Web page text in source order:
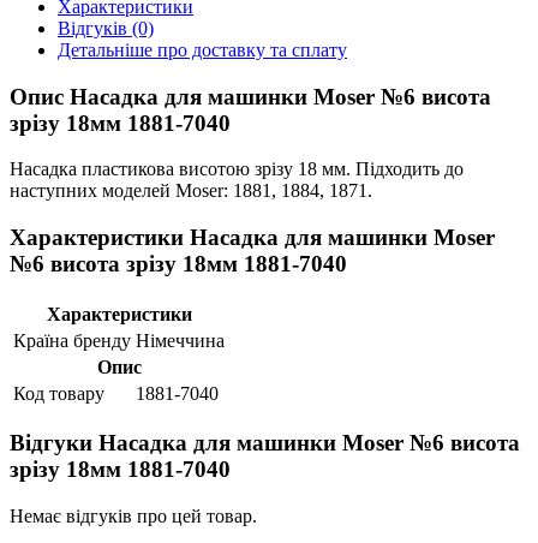
Характеристики
Відгуків (0)
Детальніше про доставку та сплату
Опис Насадка для машинки Moser №6 висота
зрізу 18мм 1881-7040
Насадка пластикова висотою зрізу 18 мм. Підходить до
наступних моделей Moser: 1881, 1884, 1871.
Характеристики Насадка для машинки Moser
№6 висота зрізу 18мм 1881-7040
Характеристики
Країна бренду Німеччина
Опис
Код товару
1881-7040
Відгуки Насадка для машинки Moser №6 висота
зрізу 18мм 1881-7040
Немає відгуків про цей товар.